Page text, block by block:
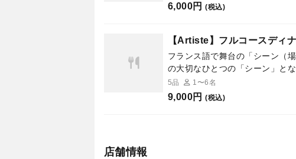
6,000円 (税込)
【Artiste】フルコースディ
フランス語で舞台の「シーン（
の大切なひとつの「シーン」と
料理をご提供いたします。
5品 1〜6名
9,000円 (税込)
店舗情報